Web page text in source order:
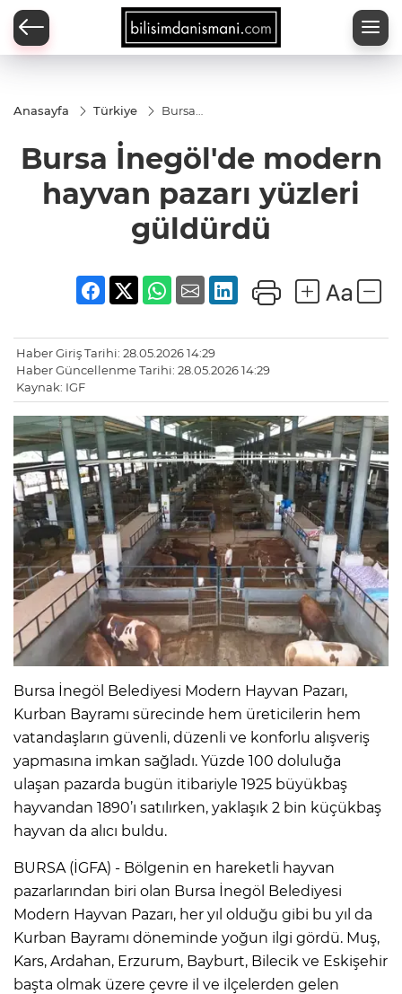
Anasayfa Türkiye
Bursa
hayvan
pazarı
güldürdü
Bursa İnegöl'de modern
hayvan pazarı yüzleri
güldürdü
Haber Giriş Tarihi: 28.05.2026 14:29
Haber Güncellenme Tarihi: 28.05.2026 14:29
Kaynak: IGF
Bursa İnegöl Belediyesi Modern Hayvan Pazarı,
Kurban Bayramı sürecinde hem üreticilerin hem
vatandaşların güvenli, düzenli ve konforlu alışveriş
yapmasına imkan sağladı. Yüzde 100 doluluğa
ulaşan pazarda bugün itibariyle 1925 büyükbaş
hayvandan 1890’ı satılırken, yaklaşık 2 bin küçükbaş
hayvan da alıcı buldu.
BURSA (İGFA) - Bölgenin en hareketli hayvan
pazarlarından biri olan Bursa İnegöl Belediyesi
Modern Hayvan Pazarı, her yıl olduğu gibi bu yıl da
Kurban Bayramı döneminde yoğun ilgi gördü. Muş,
Kars, Ardahan, Erzurum, Bayburt, Bilecik ve Eskişehir
başta olmak üzere çevre il ve ilçelerden gelen